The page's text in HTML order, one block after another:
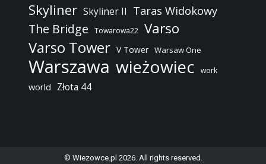
Skyliner Skyliner II Taras Widokowy
The Bridge Towarowa22 Varso
Varso Tower V Tower Warsaw One
Warszawa wieżowiec work
world Złota 44
© Wiezowce.pl 2026. All rights reserved.